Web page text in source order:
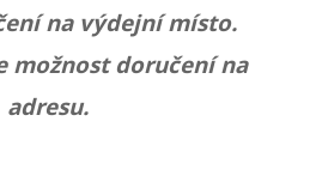
na výdejní místo.
možnost doručení na
adresu.